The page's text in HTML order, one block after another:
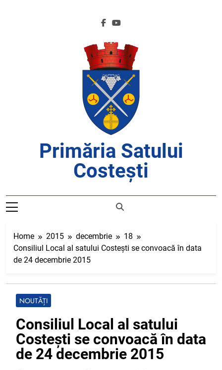
Primăria Satului
Costești
Home 2015 decembrie
18
Consiliul Local al satului Costești se convoacă în data
de 24 decembrie 2015
NOUTĂȚI
Consiliul Local al satului
Costești se convoacă în data
de 24 decembrie 2015